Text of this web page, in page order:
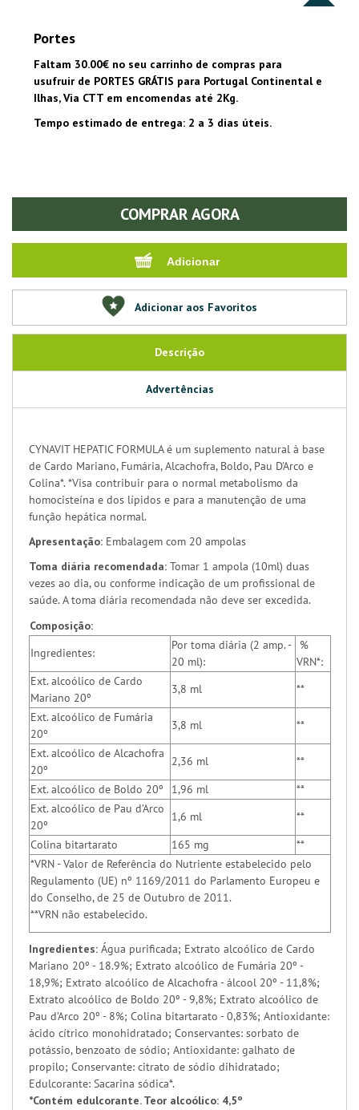
Portes
Faltam 30.00€ no seu carrinho de compras para
usufruir de PORTES GRÁTIS para Portugal Continental e
Ilhas, Via CTT em encomendas até 2Kg.
Tempo estimado de entrega: 2 a 3 dias úteis.
COMPRAR AGORA
Adicionar aos Favoritos
Descrição
Advertências
CYNAVIT HEPATIC FORMULA é um suplemento natural à base
de Cardo Mariano, Fumária, Alcachofra, Boldo, Pau D'Arco e
Colina*. *Visa contribuir para o normal metabolismo da
homocisteína e dos lípidos e para a manutenção de uma
função hepática normal.
Apresentação: Embalagem com 20 ampolas
Toma diária recomendada: Tomar 1 ampola (10ml) duas
vezes ao dia, ou conforme indicação de um profissional de
saúde. A toma diária recomendada não deve ser excedida.
Composição:
Ingredientes:
Por toma diária (2 amp. -
20 ml):
%
VRN*:
Ext. alcoólico de Cardo
Mariano 20º
3,8 ml
**
Ext. alcoólico de Fumária
20º
3,8 ml
**
Ext. alcoólico de Alcachofra
20º
2,36 ml
**
Ext. alcoólico de Boldo 20º
1,96 ml
**
Ext. alcoólico de Pau d’Arco
20º
1,6 ml
**
Colina bitartarato
165 mg
**
*VRN - Valor de Referência do Nutriente estabelecido pelo
Regulamento (UE) nº 1169/2011 do Parlamento Europeu e
do Conselho, de 25 de Outubro de 2011.
**VRN não estabelecido.
Ingredientes: Água purificada; Extrato alcoólico de Cardo
Mariano 20º - 18.9%; Extrato alcoólico de Fumária 20º -
18,9%; Extrato alcoólico de Alcachofra - álcool 20º - 11,8%;
Extrato alcoólico de Boldo 20º - 9,8%; Extrato alcoólico de
Pau d’Arco 20º - 8%; Colina bitartarato - 0,83%; Antioxidante:
ácido cítrico monohidratado; Conservantes: sorbato de
potássio, benzoato de sódio; Antioxidante: galhato de
propilo; Conservante: citrato de sódio dihidratado;
Edulcorante: Sacarina sódica*.
*Contém edulcorante. Teor alcoólico: 4,5º